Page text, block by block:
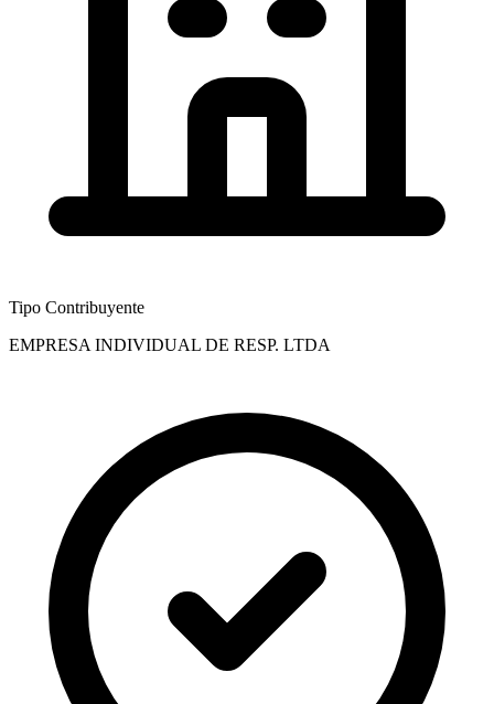
Tipo Contribuyente
EMPRESA INDIVIDUAL DE RESP. LTDA